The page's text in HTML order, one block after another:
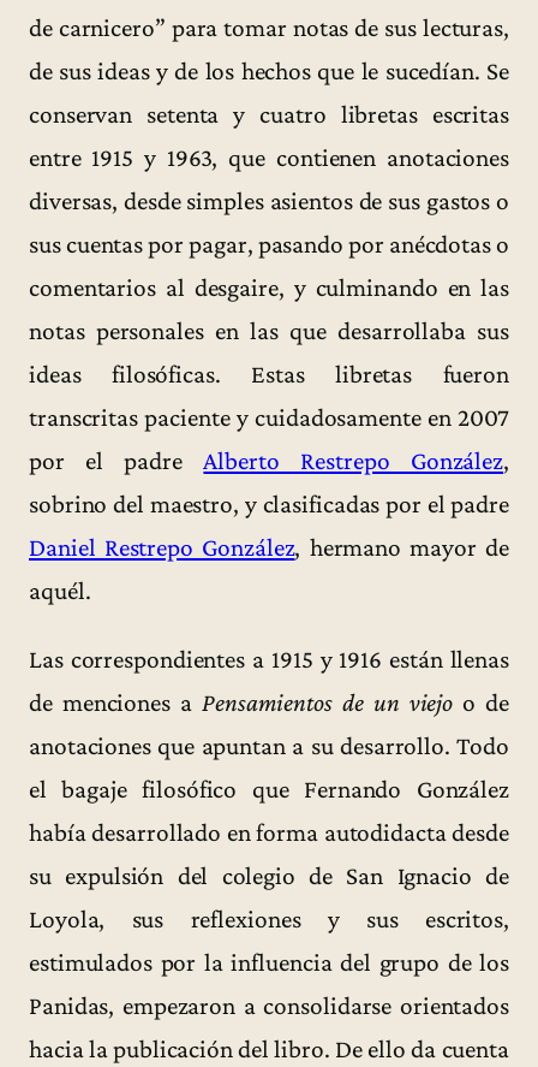
de carnicero” para tomar notas de sus lecturas,
de sus ideas y de los hechos que le sucedían. Se
conservan setenta y cuatro libretas escritas
entre 1915 y 1963, que contienen anotaciones
diversas, desde simples asientos de sus gastos o
sus cuentas por pagar, pasando por anécdotas o
comentarios al desgaire, y culminando en las
notas personales en las que desarrollaba sus
ideas filosóficas. Estas libretas fueron
transcritas paciente y cuidadosamente en 2007
por el padreAlberto Restrepo González,
sobrino del maestro, y clasificadas por el padre
Daniel Restrepo González, hermano mayor de
aquél.
Las correspondientes a 1915 y 1916 están llenas
de menciones aPensamientos de un viejo o de
anotaciones que apuntan a su desarrollo. Todo
el bagaje filosófico que Fernando González
había desarrollado en forma autodidacta desde
su expulsión del colegio de San Ignacio de
Loyola, sus reflexiones y sus escritos,
estimulados por la influencia del grupo de los
Panidas, empezaron a consolidarse orientados
hacia la publicación del libro. De ello da cuenta